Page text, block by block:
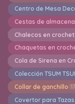
Centro de Mesa
Cestas de
Chalecos en crochet
Chaquetas en
Cola de Sirena en
Colección TSUM
Collar de ganchillo 17
Covertor para